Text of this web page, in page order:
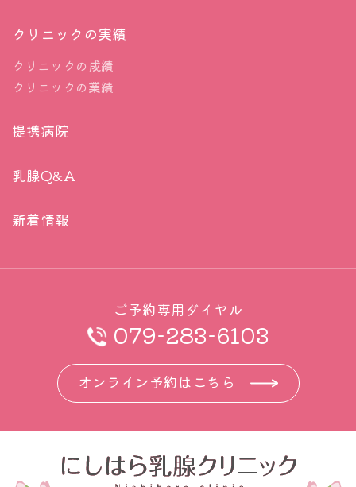
クリニックの実績
クリニックの成績
クリニックの業績
提携病院
乳腺Q&A
新着情報
ご予約専用ダイヤル
079-283-6103
オンライン予約はこちら